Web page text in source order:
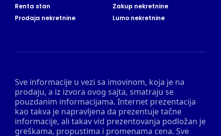
Sve informacije u vezi sa imovinom, koja je na
prodaju, a iz izvora ovog sajta, smatraju se
pouzdanim informacijama. Internet prezentacija
kao takva je napravljena da prezentuje tačne
informacije, ali takav vid prezentovanja podložan je
greškama, propustima i promenama cena. Sve
Renta stan
Zakup nekretnine
Prodaja nekretnine
Lumo nekretnine